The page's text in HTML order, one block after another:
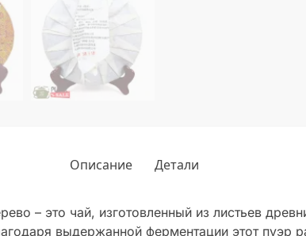
Описание Детали
– это чай, изготовленный из листьев
выдержанной ферментации этот пуэр